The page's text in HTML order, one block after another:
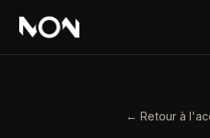
← Retour à